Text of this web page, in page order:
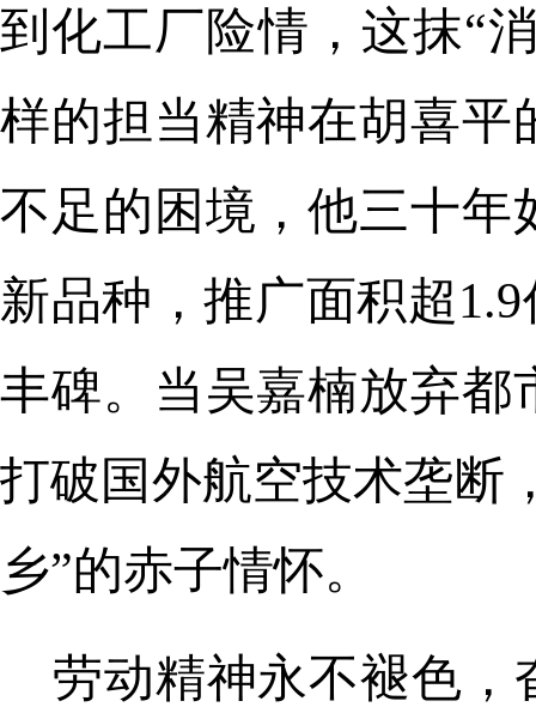
到化工厂险情，这抹“
样的担当精神在胡喜平
不足的困境，他三十年
新品种，推广面积超
丰碑。当吴嘉楠放弃都
打破国外航空技术垄断
乡”的赤子情怀。
劳动精神永不褪色，